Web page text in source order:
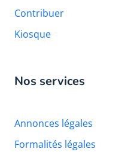
Contribuer
Kiosque
Nos services
Annonces légales
Formalités légales